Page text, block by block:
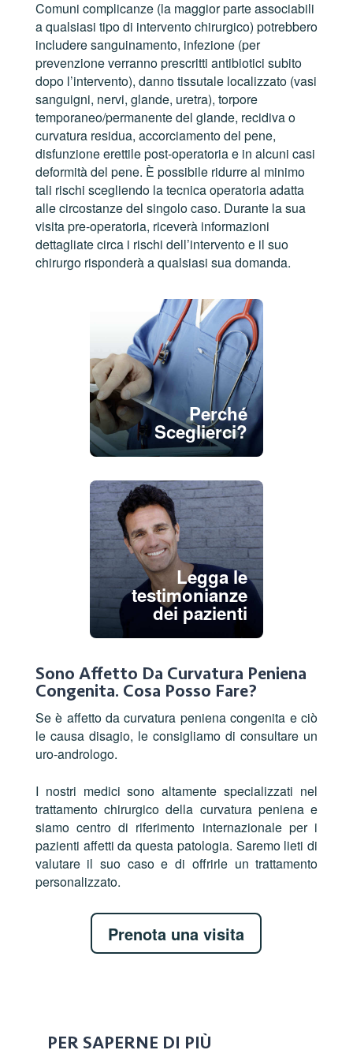
Comuni complicanze (la maggior parte associabili
a qualsiasi tipo di intervento chirurgico) potrebbero
includere sanguinamento, infezione (per
prevenzione verranno prescritti antibiotici subito
dopo l’intervento), danno tissutale localizzato (vasi
sanguigni, nervi, glande, uretra), torpore
temporaneo/permanente del glande, recidiva o
curvatura residua, accorciamento del pene,
disfunzione erettile post-operatoria e in alcuni casi
deformità del pene. È possibile ridurre al minimo
tali rischi scegliendo la tecnica operatoria adatta
alle circostanze del singolo caso. Durante la sua
visita pre-operatoria, riceverà informazioni
dettagliate circa i rischi dell’intervento e il suo
chirurgo risponderà a qualsiasi sua domanda.
Perché
Sceglierci?
Legga le
testimonianze
dei pazienti
Sono Affetto Da Curvatura Peniena
Congenita. Cosa Posso Fare?
Se è affetto da curvatura peniena congenita e ciò
le causa disagio, le consigliamo di consultare un
uro-andrologo.
I nostri medici sono altamente specializzati nel
trattamento chirurgico della curvatura peniena e
siamo centro di riferimento internazionale per i
pazienti affetti da questa patologia. Saremo lieti di
valutare il suo caso e di offrirle un trattamento
personalizzato.
Prenota una visita
PER SAPERNE DI PIÙ